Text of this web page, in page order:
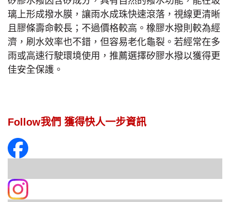
璃上形成撥水膜，讓雨水成珠快速滾落，視線更清晰
且膠條壽命較長；不過價格較高。橡膠水撥則較為經
濟，刷水效率也不錯，但容易老化龜裂。若經常在多
雨或高速行駛環境使用，推薦選擇矽膠水撥以獲得更
佳安全保護。
Follow我們 獲得快人一步資訊